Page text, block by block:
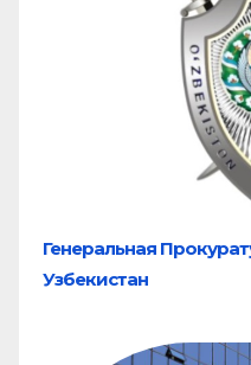
Генеральная
Узбекистан